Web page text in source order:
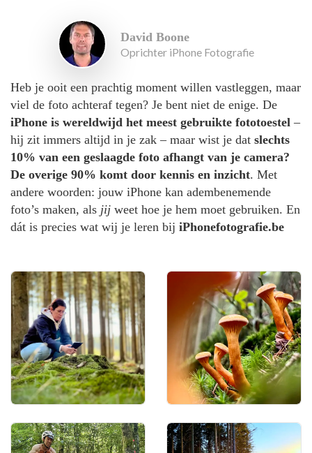
David Boone
Oprichter iPhone Fotografie
Heb je ooit een prachtig moment willen vastleggen, maar
viel de foto achteraf tegen? Je bent niet de enige. De
iPhone is wereldwijd het meest gebruikte fototoestel –
hij zit immers altijd in je zak – maar wist je dat slechts
10% van een geslaagde foto afhangt van je camera?
De overige 90% komt door kennis en inzicht. Met
andere woorden: jouw iPhone kan adembenemende
foto’s maken, als jij weet hoe je hem moet gebruiken. En
dát is precies wat wij je leren bij iPhonefotografie.be